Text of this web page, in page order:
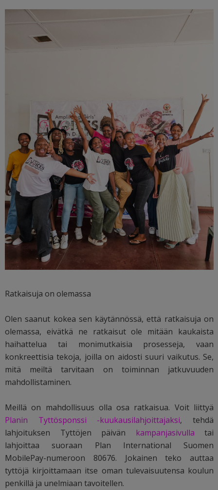
Ratkaisuja on olemassa
Olen saanut kokea sen käytännössä, että ratkaisuja on
olemassa, eivätkä ne ratkaisut ole mitään kaukaista
haihattelua tai monimutkaisia prosesseja, vaan
konkreettisia tekoja, joilla on aidosti suuri vaikutus. Se,
mitä meiltä tarvitaan on toiminnan jatkuvuuden
mahdollistaminen.
Meillä on mahdollisuus olla osa ratkaisua. Voit liittyä
Planin Tyttösponssi -kuukausilahjoittajaksi, tehdä
lahjoituksen Tyttöjen päivän kampanjasivulla tai
lahjoittaa suoraan Plan International Suomen
MobilePay-numeroon 80676. Jokainen teko auttaa
tyttöjä kirjoittamaan itse oman tulevaisuutensa koulun
penkillä ja unelmiaan tavoitellen.